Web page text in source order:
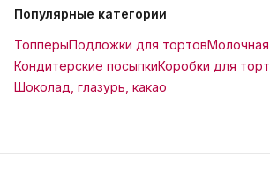
Популярные категории
ТопперыПодложки для тортов
Кондитерские посыпкиКоробки для
Шоколад, глазурь, какао